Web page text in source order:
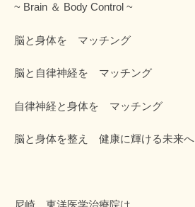
~ Brain ＆ Body Control ~
脳と身体を マッチング
脳と自律神経を マッチング
自律神経と身体を マッチング
脳と身体を整え 健康に輝ける未来へ